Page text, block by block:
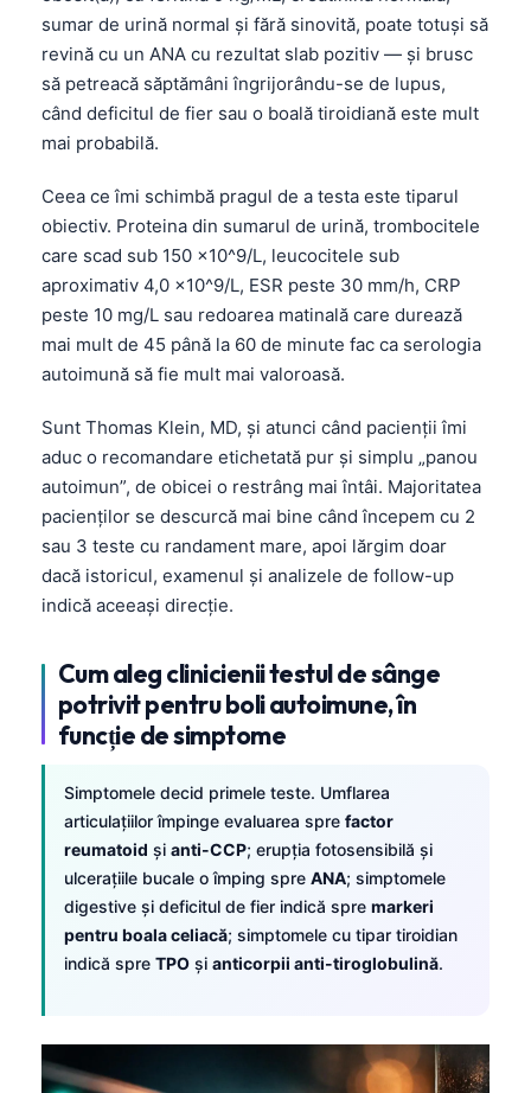
sumar de urină normal și fără sinovită, poate totuși să
revină cu un ANA cu rezultat slab pozitiv — și brusc
să petreacă săptămâni îngrijorându-se de lupus,
când deficitul de fier sau o boală tiroidiană este mult
mai probabilă.
Ceea ce îmi schimbă pragul de a testa este tiparul
obiectiv. Proteina din sumarul de urină, trombocitele
care scad sub 150 x10^9/L, leucocitele sub
aproximativ 4,0 x10^9/L, ESR peste 30 mm/h, CRP
peste 10 mg/L sau redoarea matinală care durează
mai mult de 45 până la 60 de minute fac ca serologia
autoimună să fie mult mai valoroasă.
Sunt Thomas Klein, MD, și atunci când pacienții îmi
aduc o recomandare etichetată pur și simplu „panou
autoimun”, de obicei o restrâng mai întâi. Majoritatea
pacienților se descurcă mai bine când începem cu 2
sau 3 teste cu randament mare, apoi lărgim doar
dacă istoricul, examenul și analizele de follow-up
indică aceeași direcție.
Cum aleg clinicienii testul de sânge
potrivit pentru boli autoimune, în
funcție de simptome
Simptomele decid primele teste. Umflarea
articulațiilor împinge evaluarea spre factor
reumatoid şi anti-CCP; erupția fotosensibilă și
ulcerațiile bucale o împing spre ANA; simptomele
digestive și deficitul de fier indică spre markeri
pentru boala celiacă; simptomele cu tipar tiroidian
indică spre TPO şi anticorpii anti-tiroglobulină.